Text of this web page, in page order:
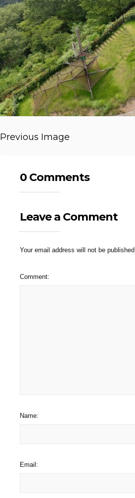
Previous Image
0 Comments
Leave a Comment
Your email address will not be published.
Comment:
Name:
Email: